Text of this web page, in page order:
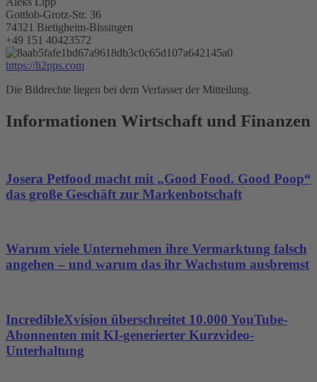
Gottlob-Grotz-Str. 36
74321 Bietigheim-Bissingen
+49 151 40423572
https://li2pps.com
Die Bildrechte liegen bei dem Verfasser der Mitteilung.
Informationen Wirtschaft und Finanzen
Josera Petfood macht mit „Good Food. Good Poop“
das große Geschäft zur Markenbotschaft
Warum viele Unternehmen ihre Vermarktung falsch
angehen – und warum das ihr Wachstum ausbremst
IncredibleXvision überschreitet 10.000 YouTube-
Abonnenten mit KI-generierter Kurzvideo-
Unterhaltung